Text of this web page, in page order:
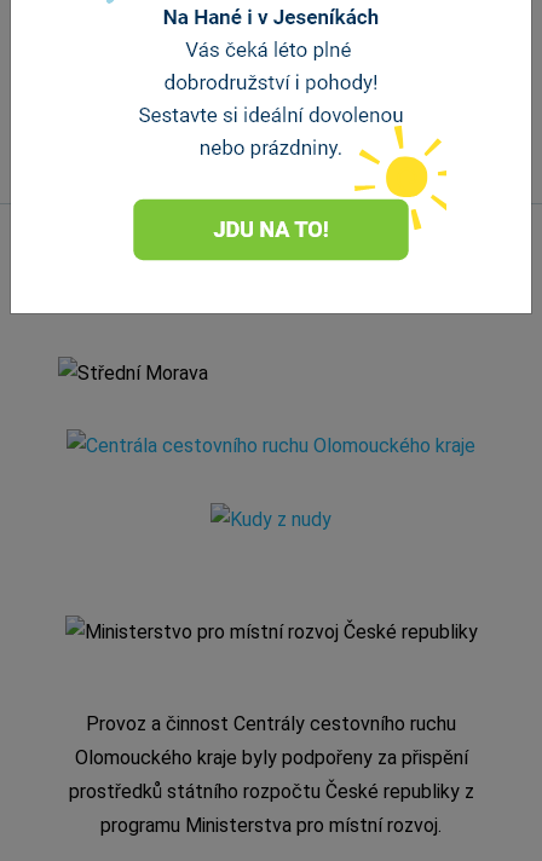
Aplikace ke stažení
Náměty a připomínky
Provoz a činnost Centrály cestovního ruchu
Olomouckého kraje byly podpořeny za přispění
prostředků státního rozpočtu České republiky z
programu Ministerstva pro místní rozvoj.